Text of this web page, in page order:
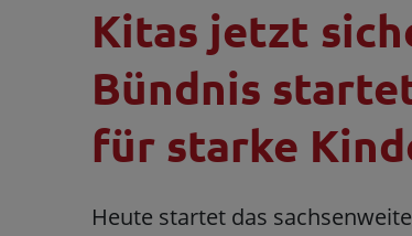
Kitas jetzt
Bündnis
für starke
Heute startet das